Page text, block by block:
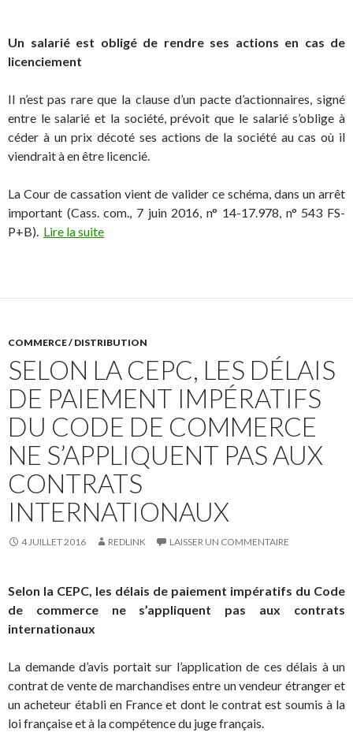
Un salarié est obligé de rendre ses actions en cas de
licenciement
Il n’est pas rare que la clause d’un pacte d’actionnaires, signé
entre le salarié et la société, prévoit que le salarié s’oblige à
céder à un prix décoté ses actions de la société au cas où il
viendrait à en être licencié.
La Cour de cassation vient de valider ce schéma, dans un arrêt
important (Cass. com., 7 juin 2016, n° 14-17.978, n° 543 FS-
P+B). Lire la suite
COMMERCE / DISTRIBUTION
SELON LA CEPC, LES DÉLAIS
DE PAIEMENT IMPÉRATIFS
DU CODE DE COMMERCE
NE S’APPLIQUENT PAS AUX
CONTRATS
INTERNATIONAUX
4 JUILLET 2016 REDLINK LAISSER UN COMMENTAIRE
Selon la CEPC, les délais de paiement impératifs du Code
de commerce ne s’appliquent pas aux contrats
internationaux
La demande d’avis portait sur l’application de ces délais à un
contrat de vente de marchandises entre un vendeur étranger et
un acheteur établi en France et dont le contrat est soumis à la
loi française et à la compétence du juge français.